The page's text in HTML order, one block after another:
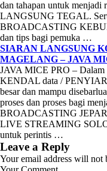
dan tahapan untuk
LANGSUNG TEGAL.
BROADCASTING
dan tips bagi pemuka …
SIARAN LANGSUNG
MAGELANG – JAVA
JAVA MICE PRO – Dalam
KENDAL data /
besar dan mampu
proses dan proses bagi
BROADCASTING
LIVE STREAMING SOLO
untuk perintis …
Leave a Reply
Your email address will not